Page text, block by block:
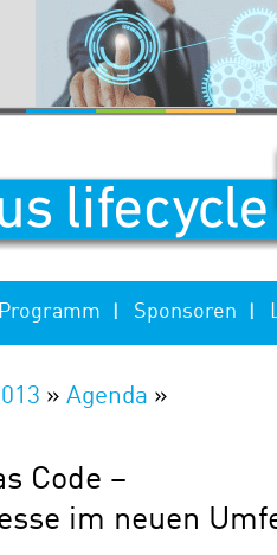
Programm Sponsoren
» Agenda »
Code –
im neuen